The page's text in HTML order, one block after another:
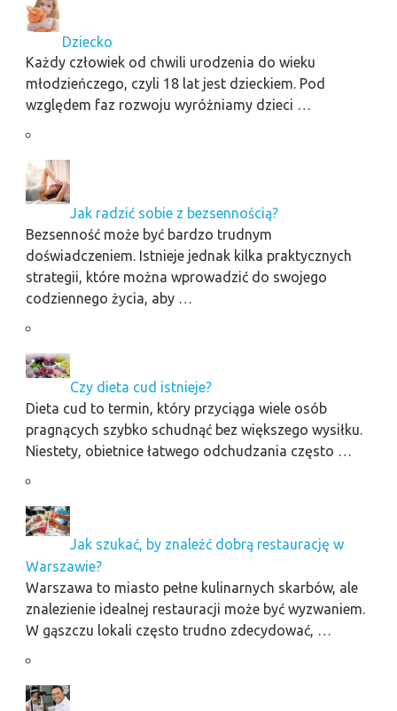
Dziecko
Każdy człowiek od chwili urodzenia do wieku
młodzieńczego, czyli 18 lat jest dzieckiem. Pod
względem faz rozwoju wyróżniamy dzieci …
Jak radzić sobie z bezsennością?
Bezsenność może być bardzo trudnym
doświadczeniem. Istnieje jednak kilka praktycznych
strategii, które można wprowadzić do swojego
codziennego życia, aby …
Czy dieta cud istnieje?
Dieta cud to termin, który przyciąga wiele osób
pragnących szybko schudnąć bez większego wysiłku.
Niestety, obietnice łatwego odchudzania często …
Jak szukać, by znaleźć dobrą restaurację w
Warszawie?
Warszawa to miasto pełne kulinarnych skarbów, ale
znalezienie idealnej restauracji może być wyzwaniem.
W gąszczu lokali często trudno zdecydować, …